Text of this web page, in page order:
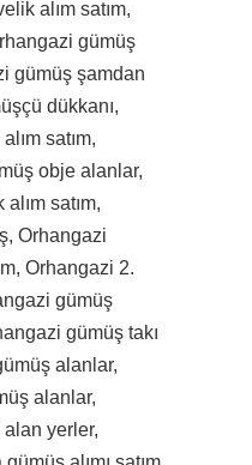
alım satım,
gümüş
gümüş şamdan
dükkanı,
satım,
obje alanlar,
satım,
Orhangazi
Orhangazi 2.
gümüş
gümüş takı
alanlar,
alanlar,
yerler,